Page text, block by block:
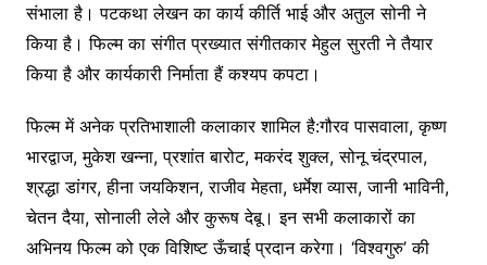
संभाला है। पटकथा लेखन का कार्य कीर्ति भाई और अतुल सोनी ने
किया है। फिल्म का संगीत प्रख्यात संगीतकार मेहुल सुरती ने तैयार
किया है और कार्यकारी निर्माता हैं कश्यप कपटा।
फिल्म में अनेक प्रतिभाशाली कलाकार शामिल है:गौरव पासवाला, कृष्ण
भारद्वाज, मुकेश खन्ना, प्रशांत बारोट, मकरंद शुक्ल, सोनू चंद्रपाल,
श्रद्धा डांगर, हीना जयकिशन, राजीव मेहता, धर्मेश व्यास, जानी भाविनी,
चेतन दैया, सोनाली लेले और कुरूष देबू। इन सभी कलाकारों का
अभिनय फिल्म को एक विशिष्ट ऊँचाई प्रदान करेगा। ‘विश्वगुरु’ की